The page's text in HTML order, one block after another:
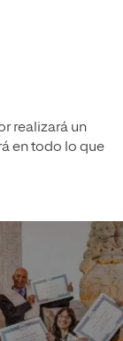
realizará un
en todo lo que